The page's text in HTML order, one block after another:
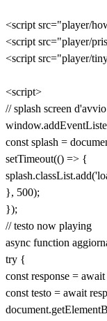
<script src="player/
<script src="player/
<script src="player/
<script>
// splash screen
const splash =
setTimeout(() => {
}, 500);
});
// testo now playing
async function
try {
const response =
const testo = await